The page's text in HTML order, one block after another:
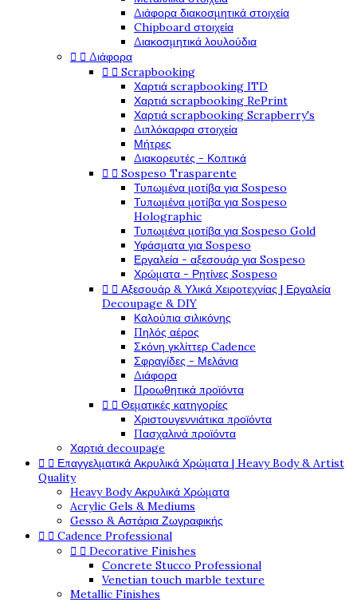
Διάφορα διακοσμητικά στοιχεία
Chipboard στοιχεία
Διακοσμητικά λουλούδια
  Διάφορα
  Scrapbooking
Χαρτιά scrapbooking ITD
Χαρτιά scrapbooking RePrint
Χαρτιά scrapbooking Scrapberry's
Διπλόκαρφα στοιχεία
Μήτρες
Διακορευτές - Κοπτικά
  Sospeso Trasparente
Τυπωμένα μοτίβα για Sospeso
Τυπωμένα μοτίβα για Sospeso
Holographic
Τυπωμένα μοτίβα για Sospeso Gold
Υφάσματα για Sospeso
Εργαλεία - αξεσουάρ για Sospeso
Χρώματα - Ρητίνες Sospeso
  Αξεσουάρ & Υλικά Χειροτεχνίας | Εργαλεία
Decoupage & DIY
Καλούπια σιλικόνης
Πηλός αέρος
Σκόνη γκλίττερ Cadence
Σφραγίδες - Μελάνια
Διάφορα
Προωθητικά προϊόντα
  Θεματικές κατηγορίες
Χριστουγεννιάτικα προϊόντα
Πασχαλινά προϊόντα
Χαρτιά decoupage
  Επαγγελματικά Ακρυλικά Χρώματα | Heavy Body & Artist
Quality
Heavy Body Ακρυλικά Χρώματα
Acrylic Gels & Mediums
Gesso & Αστάρια Ζωγραφικής
  Cadence Professional
  Decorative Finishes
Concrete Stucco Professional
Venetian touch marble texture
Metallic Finishes